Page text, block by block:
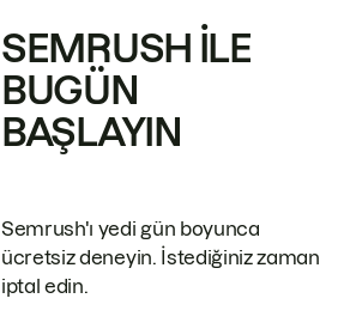
SEMRUSH ILE
BUGÜN
BAŞLAYIN
Semrush'ı yedi gün boyunca
ücretsiz deneyin. İstediğiniz zaman
iptal edin.